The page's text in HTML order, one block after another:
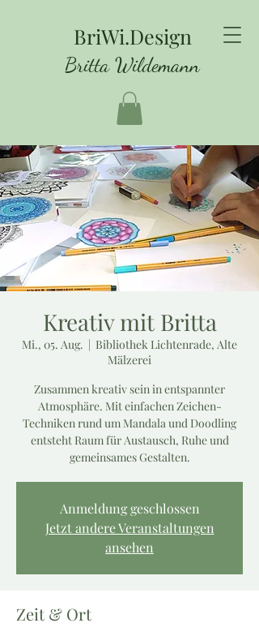
BriWi.Design
Britta Wildemann
Kreativ mit Britta
Mi., 05. Aug.
  |
Bibliothek Lichtenrade, Alte
Mälzerei
Zusammen kreativ sein in entspannter
Atmosphäre. Mit einfachen Zeichen-
Techniken rund um Mandala und Doodling
entsteht Raum für Austausch, Ruhe und
gemeinsames Gestalten.
Anmeldung geschlossen
Jetzt andere Veranstaltungen
ansehen
Zeit & Ort